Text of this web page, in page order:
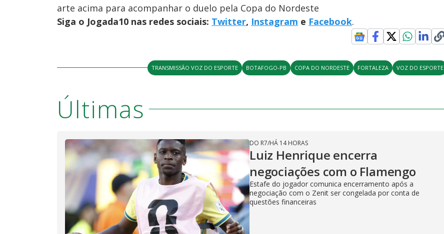
arte acima para acompanhar o duelo pela Copa do Nordeste
Siga o Jogada10 nas redes sociais: Twitter, Instagram e Facebook.
TRANSMISSÃO VOZ DO ESPORTE BOTAFOGO-PB COPA DO NORDESTE FORTALEZA VOZ DO ESPORTE
Últimas
DO R7/HÁ 14 HORAS
Luiz Henrique encerra
negociações com o Flamengo
Estafe do jogador comunica encerramento após a
negociação com o Zenit ser congelada por conta de
questões financeiras